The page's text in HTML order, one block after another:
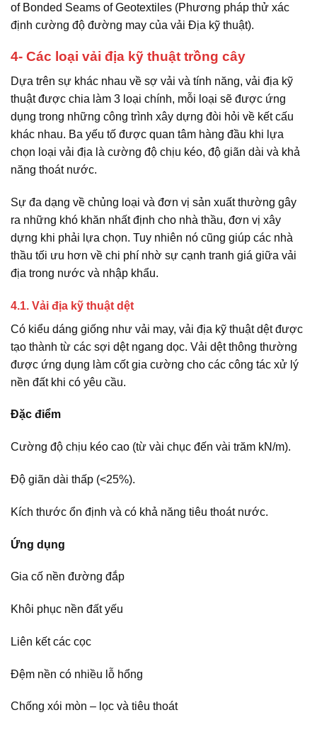
of Bonded Seams of Geotextiles (Phương pháp thử xác
định cường độ đường may của vải Địa kỹ thuật).
4- Các loại vải địa kỹ thuật trồng cây
Dựa trên sự khác nhau về sợ vải và tính năng, vải địa kỹ
thuật được chia làm 3 loại chính, mỗi loại sẽ được ứng
dụng trong những công trình xây dựng đòi hỏi về kết cấu
khác nhau. Ba yếu tố được quan tâm hàng đầu khi lựa
chọn loại vải địa là cường độ chịu kéo, độ giãn dài và khả
năng thoát nước.
Sự đa dạng về chủng loại và đơn vị sản xuất thường gây
ra những khó khăn nhất định cho nhà thầu, đơn vị xây
dựng khi phải lựa chọn. Tuy nhiên nó cũng giúp các nhà
thầu tối ưu hơn về chi phí nhờ sự cạnh tranh giá giữa vải
địa trong nước và nhập khẩu.
4.1. Vải địa kỹ thuật dệt
Có kiểu dáng giống như vải may, vải địa kỹ thuật dệt được
tạo thành từ các sợi dệt ngang dọc. Vải dệt thông thường
được ứng dụng làm cốt gia cường cho các công tác xử lý
nền đất khi có yêu cầu.
Đặc điểm
Cường độ chịu kéo cao (từ vài chục đến vài trăm kN/m).
Độ giãn dài thấp (<25%).
Kích thước ổn định và có khả năng tiêu thoát nước.
Ứng dụng
Gia cố nền đường đắp
Khôi phục nền đất yếu
Liên kết các cọc
Đệm nền có nhiều lỗ hổng
Chống xói mòn – lọc và tiêu thoát